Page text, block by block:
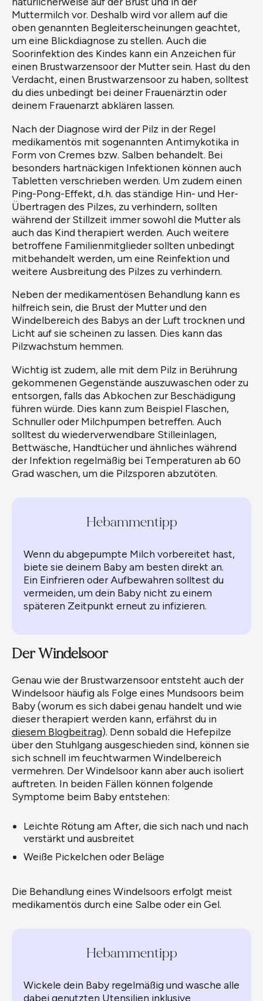
Muttermilch vor. Deshalb wird vor allem auf die
oben genannten Begleiterscheinungen geachtet,
um eine Blickdiagnose zu stellen. Auch die
Soorinfektion des Kindes kann ein Anzeichen für
einen Brustwarzensoor der Mutter sein. Hast du den
Verdacht, einen Brustwarzensoor zu haben, solltest
du dies unbedingt bei deiner Frauenärztin oder
deinem Frauenarzt abklären lassen.
Nach der Diagnose wird der Pilz in der Regel
medikamentös mit sogenannten Antimykotika in
Form von Cremes bzw. Salben behandelt. Bei
besonders hartnäckigen Infektionen können auch
Tabletten verschrieben werden. Um zudem einen
Ping-Pong-Effekt, d.h. das ständige Hin- und Her-
Übertragen des Pilzes, zu verhindern, sollten
während der Stillzeit immer sowohl die Mutter als
auch das Kind therapiert werden. Auch weitere
betroffene Familienmitglieder sollten unbedingt
mitbehandelt werden, um eine Reinfektion und
weitere Ausbreitung des Pilzes zu verhindern.
Neben der medikamentösen Behandlung kann es
hilfreich sein, die Brust der Mutter und den
Windelbereich des Babys an der Luft trocknen und
Licht auf sie scheinen zu lassen. Dies kann das
Pilzwachstum hemmen.
Wichtig ist zudem, alle mit dem Pilz in Berührung
gekommenen Gegenstände auszuwaschen oder zu
entsorgen, falls das Abkochen zur Beschädigung
führen würde. Dies kann zum Beispiel Flaschen,
Schnuller oder Milchpumpen betreffen. Auch
solltest du wiederverwendbare Stilleinlagen,
Bettwäsche, Handtücher und ähnliches während
der Infektion regelmäßig bei Temperaturen ab 60
Grad waschen, um die Pilzsporen abzutöten.
Hebammentipp
Wenn du abgepumpte Milch vorbereitet hast,
biete sie deinem Baby am besten direkt an.
Ein Einfrieren oder Aufbewahren solltest du
vermeiden, um dein Baby nicht zu einem
späteren Zeitpunkt erneut zu infizieren.
Der Windelsoor
Genau wie der Brustwarzensoor entsteht auch der
Windelsoor häufig als Folge eines Mundsoors beim
Baby (worum es sich dabei genau handelt und wie
dieser therapiert werden kann, erfährst du in
diesem Blogbeitrag). Denn sobald die Hefepilze
über den Stuhlgang ausgeschieden sind, können sie
sich schnell im feuchtwarmen Windelbereich
vermehren. Der Windelsoor kann aber auch isoliert
auftreten. In beiden Fällen können folgende
Symptome beim Baby entstehen:
Leichte Rötung am After, die sich nach und nach
verstärkt und ausbreitet
Weiße Pickelchen oder Beläge
Die Behandlung eines Windelsoors erfolgt meist
medikamentös durch eine Salbe oder ein Gel.
Hebammentipp
Wickele dein Baby regelmäßig und wasche alle
dabei genutzten Utensilien inklusive